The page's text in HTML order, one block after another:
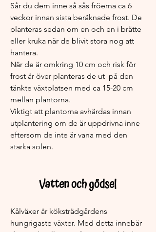
Sår du dem inne så sås fröerna ca 6
veckor innan sista beräknade frost. De
planteras sedan om en och en i brätte
eller kruka när de blivit stora nog att
hantera.
När de är omkring 10 cm och risk för
frost är över planteras de ut  på den
tänkte växtplatsen med ca 15-20 cm
mellan plantorna.
Viktigt att plantorna avhärdas innan
utplantering om de är uppdrivna inne
eftersom de inte är vana med den
starka solen.
Vatten och gödsel
Kålväxer är köksträdgårdens
hungrigaste växter. Med detta innebär